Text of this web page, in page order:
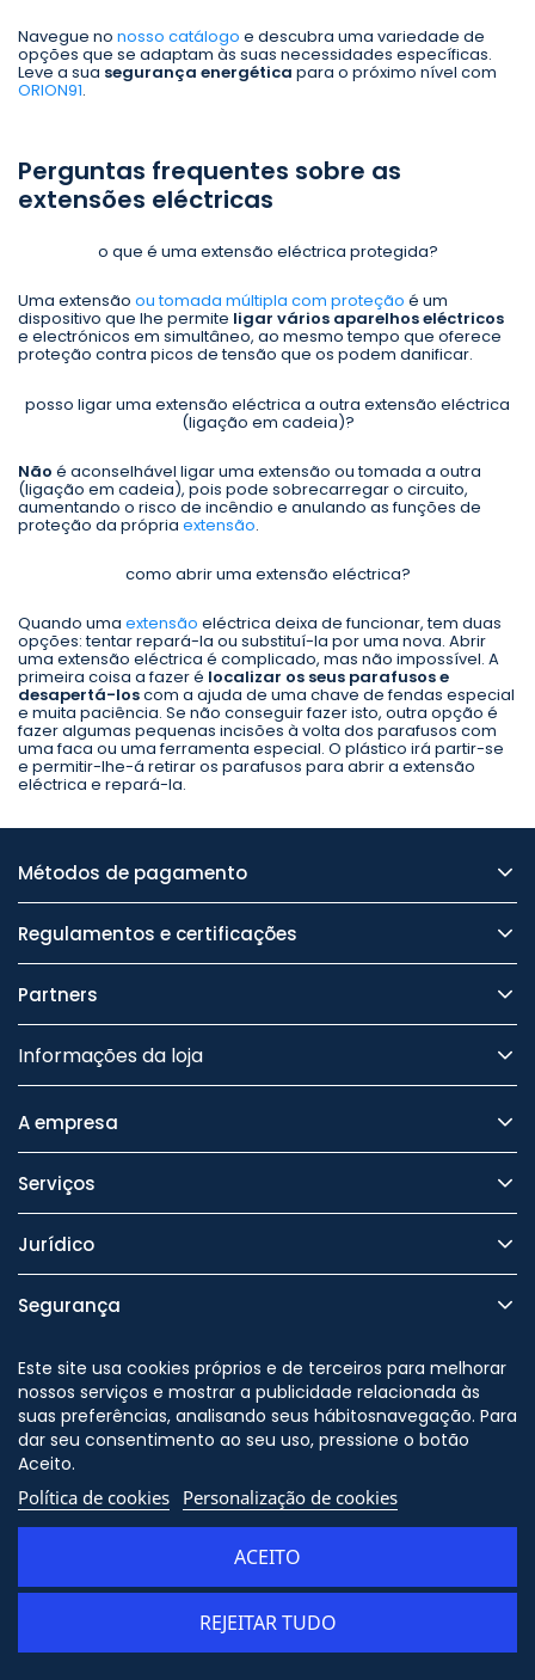
Navegue no nosso catálogo e descubra uma variedade de
opções que se adaptam às suas necessidades específicas.
Leve a sua segurança energética para o próximo nível com
ORION91.
Perguntas frequentes sobre as
extensões eléctricas
o que é uma extensão eléctrica protegida?
Uma extensão ou tomada múltipla com proteção é um
dispositivo que lhe permite ligar vários aparelhos eléctricos
e electrónicos em simultâneo, ao mesmo tempo que oferece
proteção contra picos de tensão que os podem danificar.
posso ligar uma extensão eléctrica a outra extensão eléctrica
(ligação em cadeia)?
Não é aconselhável ligar uma extensão ou tomada a outra
(ligação em cadeia), pois pode sobrecarregar o circuito,
aumentando o risco de incêndio e anulando as funções de
proteção da própria extensão.
como abrir uma extensão eléctrica?
Quando uma extensão eléctrica deixa de funcionar, tem duas
opções: tentar repará-la ou substituí-la por uma nova. Abrir
uma extensão eléctrica é complicado, mas não impossível. A
primeira coisa a fazer é localizar os seus parafusos e
desapertá-loscom a ajuda de uma chave de fendas especial
e muita paciência. Se não conseguir fazer isto, outra opção é
fazer algumas pequenas incisões à volta dos parafusos com
uma faca ou uma ferramenta especial. O plástico irá partir-se
e permitir-lhe-á retirar os parafusos para abrir a extensão
eléctrica e repará-la.
Métodos de pagamento
Regulamentos e certificações
Partners
Informações da loja
A empresa
Serviços
Jurídico
Segurança
Este site usa cookies próprios e de terceiros para melhorar
nossos serviços e mostrar a publicidade relacionada às
suas preferências, analisando seus hábitosnavegação. Para
dar seu consentimento ao seu uso, pressione o botão
Aceito.
Política de cookies Personalização de cookies
REJEITAR TUDO
ACEITO
Nos siga no
© Copyright - ORION91 - CIF
B10982650 - Todos os direitos